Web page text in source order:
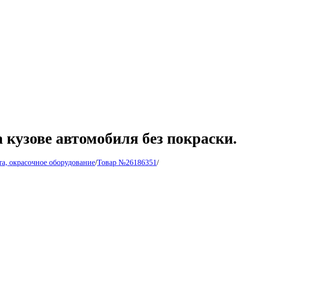
автомобиля без покраски.
окрасочное оборудование/Товар №26186351/